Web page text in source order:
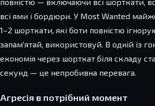
всі ями і бордюри. У Most Wanted
1–2 шорткати, які боти повністю
запам'ятай, використовуй. В одній із
економія через шорткат біля складу
секунд — це непробивна перевага.
Агресія в потрібний момент